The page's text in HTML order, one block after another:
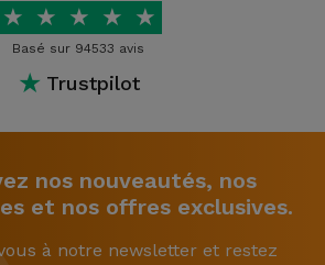
★ ★ ★ ★ ★
Basé sur 94533 avis
★ Trustpilot
nos nouveautés, nos
et nos offres exclusives.
à notre newsletter et restez